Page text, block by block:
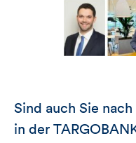
Sind auch Sie
in der